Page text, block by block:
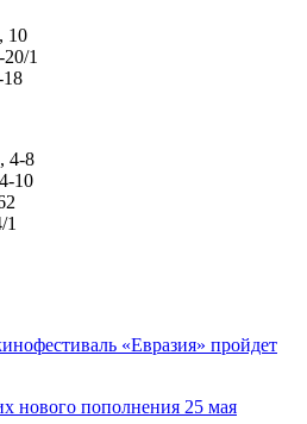
10
1
18
4-8
10
1
«Евразия» пройдет
нового пополнения 25 мая